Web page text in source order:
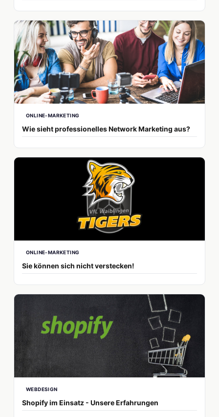
ONLINE-MARKETING
Wie sieht professionelles Network Marketing aus?
ONLINE-MARKETING
Sie können sich nicht verstecken!
WEBDESIGN
Shopify im Einsatz - Unsere Erfahrungen